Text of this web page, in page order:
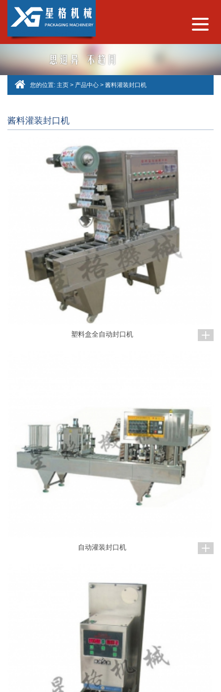
您的位置: 主页 > 产品中心 > 酱料灌装封口机
酱料灌装封口机
塑料盒全自动封口机
自动灌装封口机